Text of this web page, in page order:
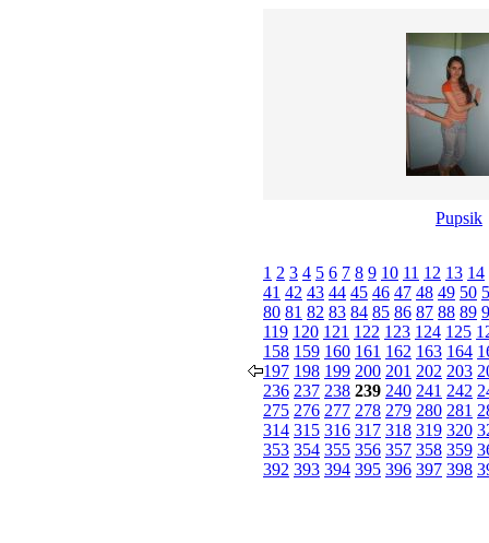
Pupsik
1 2 3 4 5 6 7 8 9 10 11 12 13 14
41 42 43 44 45 46 47 48 49 50
80 81 82 83 84 85 86 87 88 89
119 120 121 122 123 124 125
158 159 160 161 162 163 164
197 198 199 200 201 202 203
236 237 238 239 240 241 242
275 276 277 278 279 280 281
314 315 316 317 318 319 320
353 354 355 356 357 358 359
392 393 394 395 396 397 398